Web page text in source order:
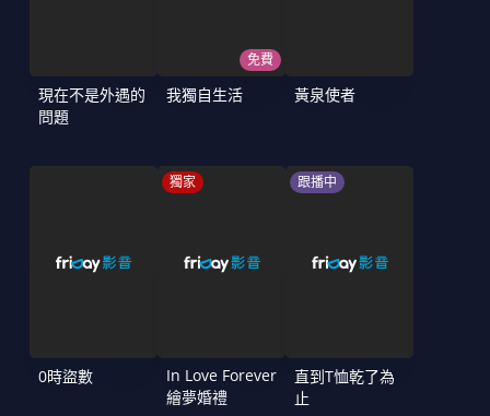
現在不是外遇的
問題
免費
我獨自生活 黃泉使者
0時盜數
獨家
In Love Forever
繪夢婚禮
跟播中
直到T恤乾了為
止